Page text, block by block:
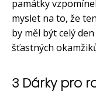
památky
myslet na to, že
by měl být celý
šťastných
3 Dárky pro